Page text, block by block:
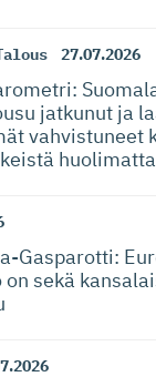
27.07.2026
jatkunut ja
vahvistuneet
huolimatta
Gas­pa­rotti:
sekä